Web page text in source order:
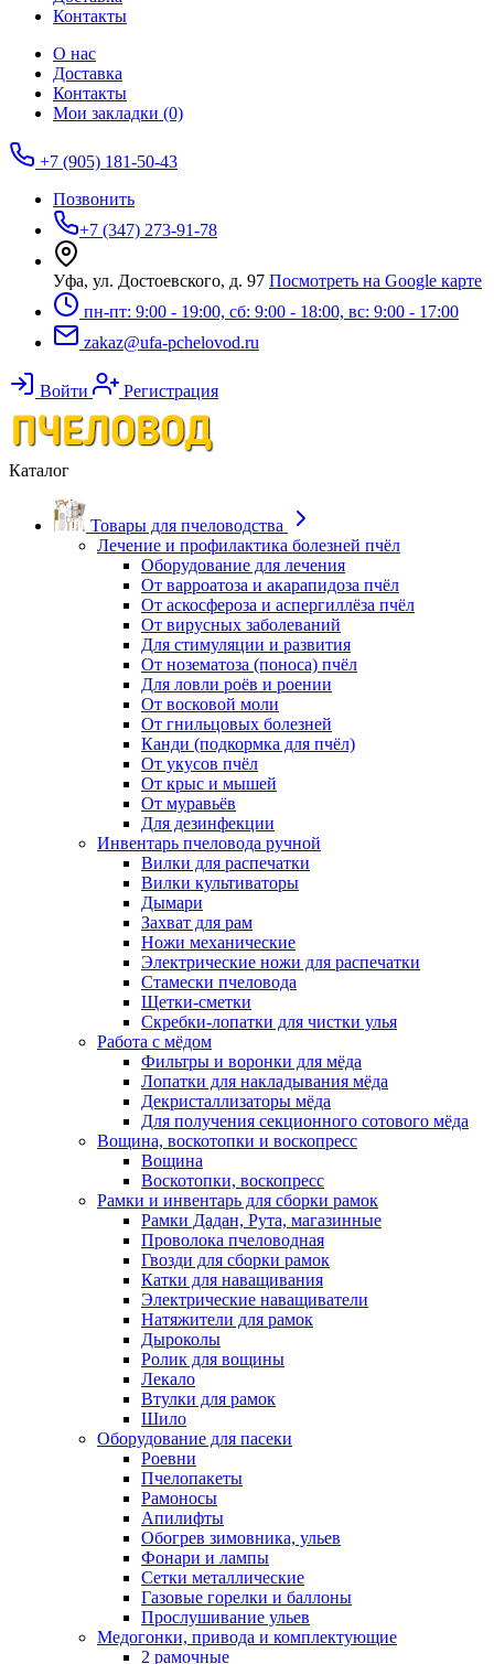
Контакты
О нас
Доставка
Контакты
Мои закладки (0)
+7 (905) 181-50-43
Позвонить
+7 (347) 273-91-78
Уфа, ул. Достоевского, д. 97 Посмотреть на Google карте
пн-пт: 9:00 - 19:00, сб: 9:00 - 18:00, вс: 9:00 - 17:00
zakaz@ufa-pchelovod.ru
Войти Регистрация
Каталог
Товары для пчеловодства
Лечение и профилактика болезней пчёл
Оборудование для лечения
От варроатоза и акарапидоза пчёл
От аскосфероза и аспергиллёза пчёл
От вирусных заболеваний
Для стимуляции и развития
От нозематоза (поноса) пчёл
Для ловли роёв и роении
От восковой моли
От гнильцовых болезней
Канди (подкормка для пчёл)
От укусов пчёл
От крыс и мышей
От муравьёв
Для дезинфекции
Инвентарь пчеловода ручной
Вилки для распечатки
Вилки культиваторы
Дымари
Захват для рам
Ножи механические
Электрические ножи для распечатки
Стамески пчеловода
Щетки-сметки
Скребки-лопатки для чистки улья
Работа с мёдом
Фильтры и воронки для мёда
Лопатки для накладывания мёда
Декристаллизаторы мёда
Для получения секционного сотового мёда
Вощина, воскотопки и воскопресс
Вощина
Воскотопки, воскопресс
Рамки и инвентарь для сборки рамок
Рамки Дадан, Рута, магазинные
Проволока пчеловодная
Гвозди для сборки рамок
Катки для наващивания
Электрические наващиватели
Натяжители для рамок
Дыроколы
Ролик для вощины
Лекало
Втулки для рамок
Шило
Оборудование для пасеки
Роевни
Пчелопакеты
Рамоносы
Апилифты
Обогрев зимовника, ульев
Фонари и лампы
Сетки металлические
Газовые горелки и баллоны
Прослушивание ульев
Медогонки, привода и комплектующие
2 рамочные